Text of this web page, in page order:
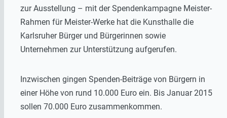
zur Ausstellung – mit der Spendenkampagne Meister-
Rahmen für Meister-Werke hat die Kunsthalle die
Karlsruher Bürger und Bürgerinnen sowie
Unternehmen zur Unterstützung aufgerufen.
Inzwischen gingen Spenden-Beiträge von Bürgern in
einer Höhe von rund 10.000 Euro ein. Bis Januar 2015
sollen 70.000 Euro zusammenkommen.